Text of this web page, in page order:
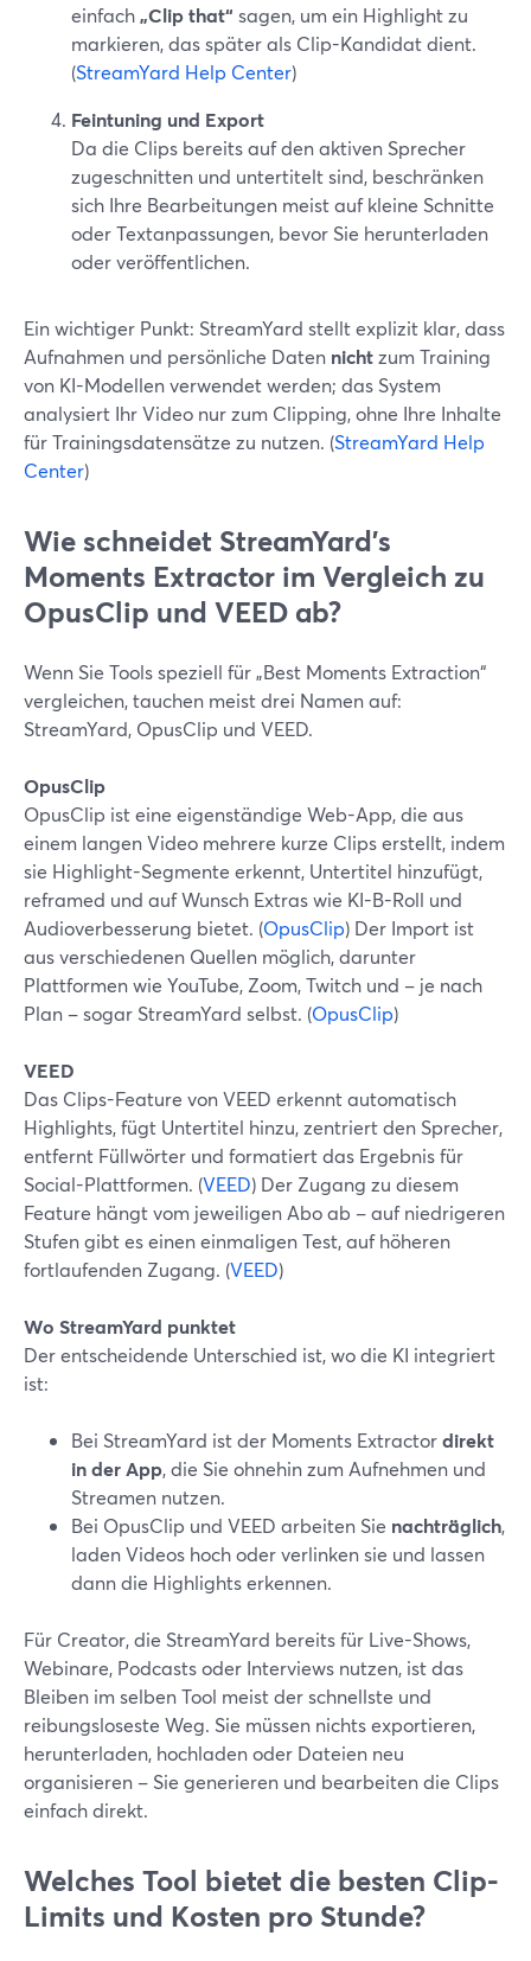
einfach„Clip that“ sagen, um ein Highlight zu
markieren, das später als Clip-Kandidat dient.
(StreamYard Help Center)
Feintuning und Export
Da die Clips bereits auf den aktiven Sprecher
zugeschnitten und untertitelt sind, beschränken
sich Ihre Bearbeitungen meist auf kleine Schnitte
oder Textanpassungen, bevor Sie herunterladen
oder veröffentlichen.
Ein wichtiger Punkt: StreamYard stellt explizit klar, dass
Aufnahmen und persönliche Daten nichtzum Training
von KI-Modellen verwendet werden; das System
analysiert Ihr Video nur zum Clipping, ohne Ihre Inhalte
für Trainingsdatensätze zu nutzen. (StreamYard Help
Center)
Wie schneidet StreamYard’s
Moments Extractor im Vergleich zu
OpusClip und VEED ab?
Wenn Sie Tools speziell für „Best Moments Extraction“
vergleichen, tauchen meist drei Namen auf:
StreamYard, OpusClip und VEED.
OpusClip
OpusClip ist eine eigenständige Web-App, die aus
einem langen Video mehrere kurze Clips erstellt, indem
sie Highlight-Segmente erkennt, Untertitel hinzufügt,
reframed und auf Wunsch Extras wie KI-B-Roll und
Audioverbesserung bietet. (OpusClip) Der Import ist
aus verschiedenen Quellen möglich, darunter
Plattformen wie YouTube, Zoom, Twitch und – je nach
Plan – sogar StreamYard selbst. (OpusClip)
VEED
Das Clips-Feature von VEED erkennt automatisch
Highlights, fügt Untertitel hinzu, zentriert den Sprecher,
entfernt Füllwörter und formatiert das Ergebnis für
Social-Plattformen. (VEED) Der Zugang zu diesem
Feature hängt vom jeweiligen Abo ab – auf niedrigeren
Stufen gibt es einen einmaligen Test, auf höheren
fortlaufenden Zugang. (VEED)
Wo StreamYard punktet
Der entscheidende Unterschied ist, wo die KI integriert
ist:
Bei StreamYard ist der Moments Extractordirekt
in der App, die Sie ohnehin zum Aufnehmen und
Streamen nutzen.
Bei OpusClip und VEED arbeiten Sie nachträglich,
laden Videos hoch oder verlinken sie und lassen
dann die Highlights erkennen.
Für Creator, die StreamYard bereits für Live-Shows,
Webinare, Podcasts oder Interviews nutzen, ist das
Bleiben im selben Tool meist der schnellste und
reibungsloseste Weg. Sie müssen nichts exportieren,
herunterladen, hochladen oder Dateien neu
organisieren – Sie generieren und bearbeiten die Clips
einfach direkt.
Welches Tool bietet die besten Clip-
Limits und Kosten pro Stunde?